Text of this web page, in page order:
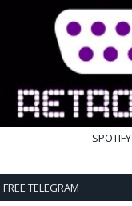
SPOTIFY
FREE TELEGRAM